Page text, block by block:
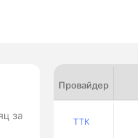
за
Провайдер
ТТК